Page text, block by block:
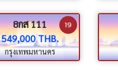
8กส 111
549,000 THB.
กรุงเทพมหานคร
19